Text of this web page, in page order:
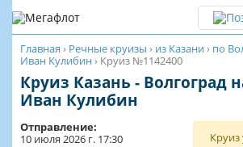
Главная › Речные круизы › из Казани › по
Иван Кулибин › Круиз №1142400
Круиз Казань - Волгоград
Иван Кулибин
Отправление:
10 июля 2026 г. 17:30